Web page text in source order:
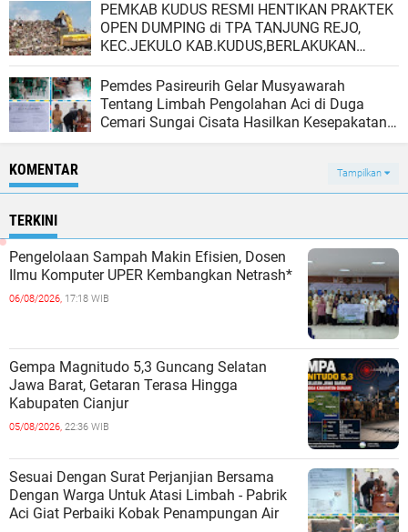
PEMKAB KUDUS RESMI HENTIKAN PRAKTEK
OPEN DUMPING di TPA TANJUNG REJO,
KEC.JEKULO KAB.KUDUS,BERLAKUKAN
SISTEM PENGELOLAAN SAMPAH BARU
Pemdes Pasireurih Gelar Musyawarah
Tentang Limbah Pengolahan Aci di Duga
Cemari Sungai Cisata Hasilkan Kesepakatan
KOMENTAR
Tampilkan
TERKINI
Pengelolaan Sampah Makin Efisien, Dosen
Ilmu Komputer UPER Kembangkan Netrash*
06/08/2026, 17:18 WIB
Gempa Magnitudo 5,3 Guncang Selatan
Jawa Barat, Getaran Terasa Hingga
Kabupaten Cianjur
05/08/2026, 22:36 WIB
Sesuai Dengan Surat Perjanjian Bersama
Dengan Warga Untuk Atasi Limbah - Pabrik
Aci Giat Perbaiki Kobak Penampungan Air